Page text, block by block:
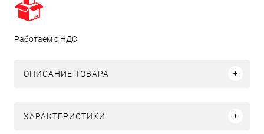
Работаем с НДС
ОПИСАНИЕ ТОВАРА
ХАРАКТЕРИСТИКИ